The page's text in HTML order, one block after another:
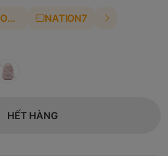
NATION4 NATION7
HẾT HÀNG